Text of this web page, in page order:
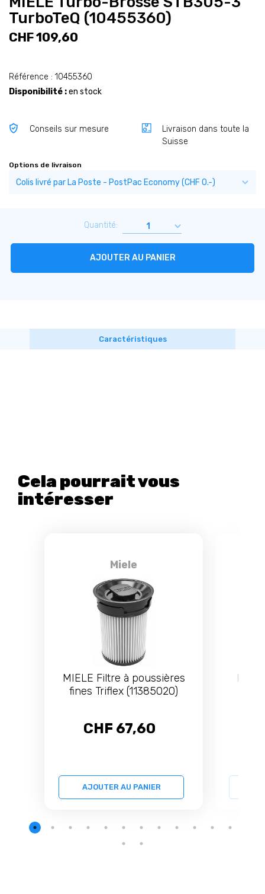
TurboTeQ (10455360)
CHF 109,60
Référence : 10455360
Disponibilité :en stock
Conseils sur mesure
Livraison dans toute la
Suisse
Options de livraison
Quantité:
AJOUTER AU PANIER
Caractéristiques
Cela pourrait vous
intéresser
Miele
MIELE Filtre à poussières
fines Triflex (11385020)
CHF 67,60
AJOUTER AU PANIER